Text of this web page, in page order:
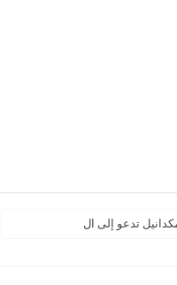
تدعو إلى التحلي بالصبر